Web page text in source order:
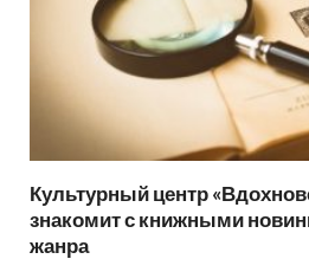
Культурный центр
знакомит с книжными
жанра